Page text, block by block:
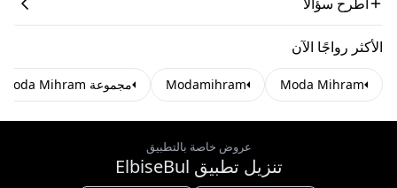
الأكثر رواجًا الآن
Moda Mihram
Modamihram مجموعة Moda Mihram للملابس المحتشمة
عروض خاصة بالتطبيق
تنزيل تطبيق ElbiseBul